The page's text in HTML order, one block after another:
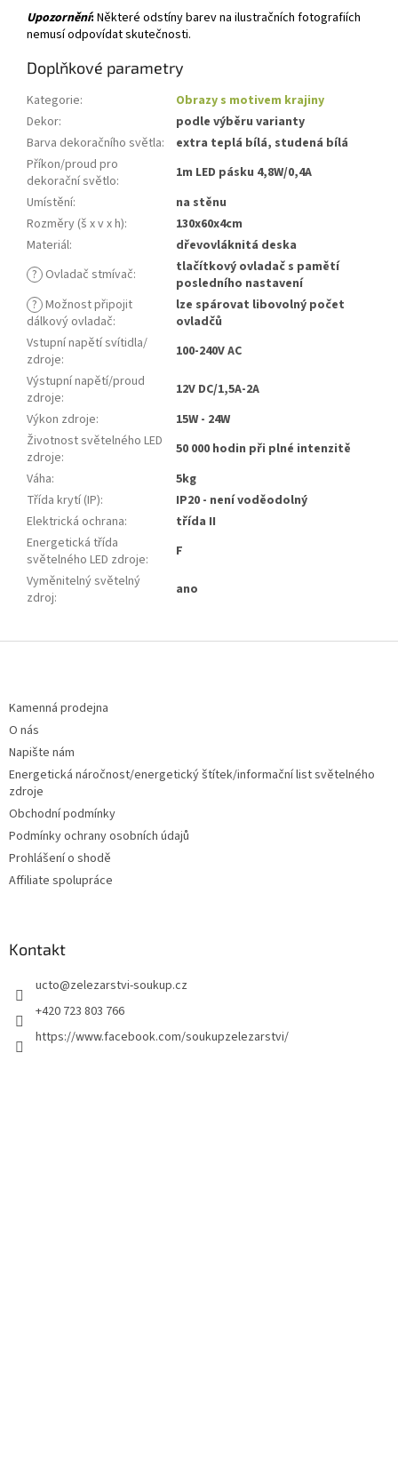
Upozornění: Některé odstíny barev na ilustračních fotografiích
nemusí odpovídat skutečnosti.
Doplňkové parametry
Kategorie:
Obrazy s motivem krajiny
Dekor:
podle výběru varianty
Barva dekoračního světla:
extra teplá bílá, studená bílá
Příkon/proud pro
dekorační světlo:
1m LED pásku 4,8W/0,4A
Umístění:
na stěnu
Rozměry (š x v x h):
130x60x4cm
Materiál:
dřevovláknitá deska
? Ovladač stmívač:
tlačítkový ovladač s pamětí
posledního nastavení
? Možnost připojit
dálkový ovladač:
lze spárovat libovolný počet
ovladčů
Vstupní napětí svítidla/
zdroje:
100-240V AC
Výstupní napětí/proud
zdroje:
12V DC/1,5A-2A
Výkon zdroje:
15W - 24W
Životnost světelného LED
zdroje:
50 000 hodin při plné intenzitě
Váha:
5kg
Třída krytí (IP):
IP20 - není voděodolný
Elektrická ochrana:
třída II
Energetická třída
světelného LED zdroje:
F
Vyměnitelný světelný
zdroj: ano
Kamenná prodejna
O nás
Napište nám
Energetická náročnost/energetický štítek/informační list světelného
zdroje
Obchodní podmínky
Podmínky ochrany osobních údajů
Prohlášení o shodě
Affiliate spolupráce
Kontakt
ucto@zelezarstvi-soukup.cz
+420 723 803 766
https://www.facebook.com/soukupzelezarstvi/